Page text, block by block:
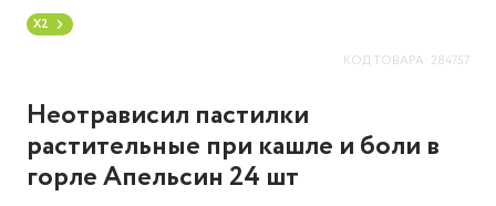
КОД ТОВАРА: 284757
Неотрависил пастилки
растительные при кашле и боли в
горле Апельсин 24 шт
X2